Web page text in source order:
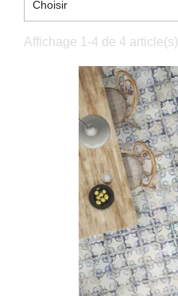
Choisir
Affichage 1-4 de 4 article(s)